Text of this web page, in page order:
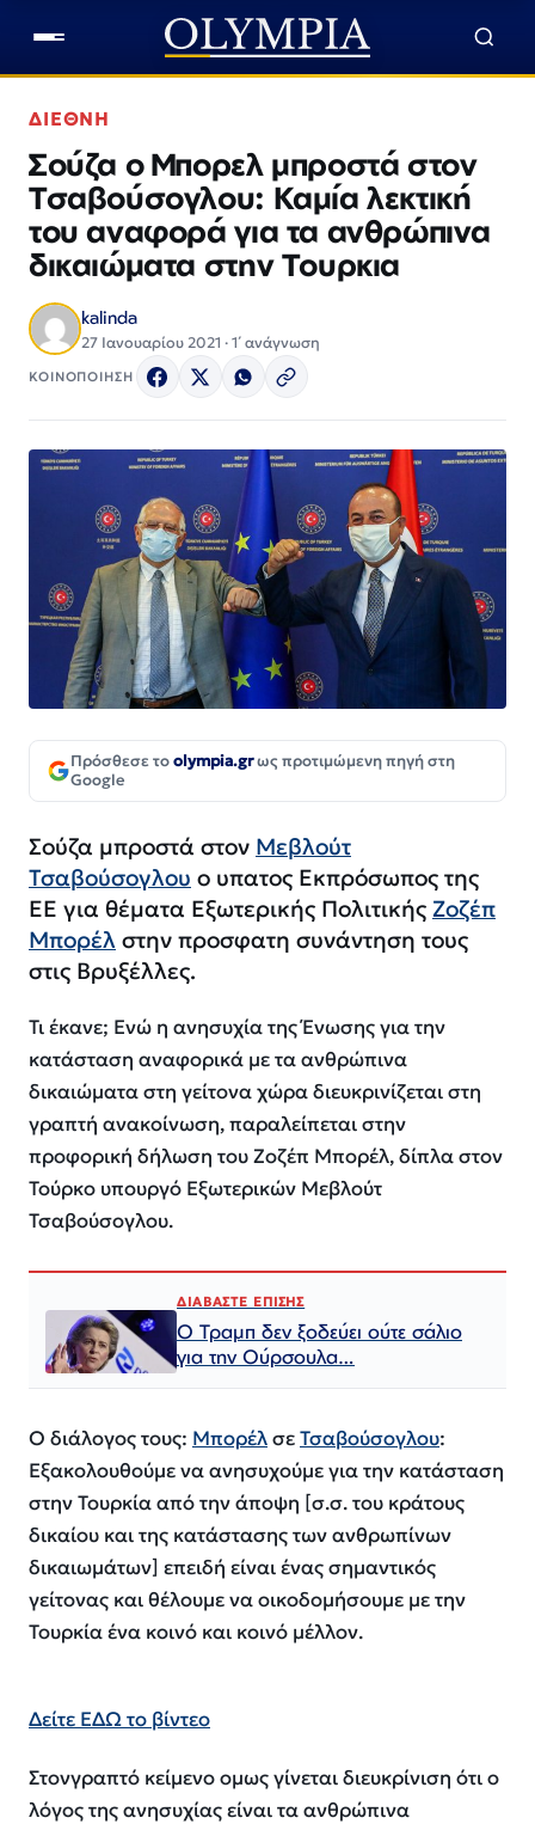
ΔΙΕΘΝΗ
Σούζα ο Μπορελ μπροστά στον
Τσαβούσογλου: Καμία λεκτική
του αναφορά για τα ανθρώπινα
δικαιώματα στην Τουρκια
kalinda
27 Ιανουαρίου 2021 · 1΄ ανάγνωση
ΚΟΙΝΟΠΟΙΗΣΗ
Πρόσθεσε τοolympia.grως προτιμώμενη πηγή στη
Google
Σούζα μπροστά στον Μεβλούτ
Τσαβούσογλου ο υπατος Εκπρόσωπος της
ΕΕ για θέματα Εξωτερικής Πολιτικής Ζοζέπ
Μπορέλ στην προσφατη συνάντηση τους
στις Βρυξέλλες.
Τι έκανε; Ενώ η ανησυχία της Ένωσης για την
κατάσταση αναφορικά με τα ανθρώπινα
δικαιώματα στη γείτονα χώρα διευκρινίζεται στη
γραπτή ανακοίνωση, παραλείπεται στην
προφορική δήλωση του Ζοζέπ Μπορέλ, δίπλα στον
Τούρκο υπουργό Εξωτερικών Μεβλούτ
Τσαβούσογλου.
ΔΙΑΒΑΣΤΕ ΕΠΙΣΗΣ
Ο Τραμπ δεν ξοδεύει ούτε σάλιο
για την Ούρσουλα…
Ο διάλογος τους: ΜπορέλσεΤσαβούσογλου:
Εξακολουθούμε να ανησυχούμε για την κατάσταση
στην Τουρκία από την άποψη [σ.σ. του κράτους
δικαίου και της κατάστασης των ανθρωπίνων
δικαιωμάτων] επειδή είναι ένας σημαντικός
γείτονας και θέλουμε να οικοδομήσουμε με την
Τουρκία ένα κοινό και κοινό μέλλον.
Δείτε ΕΔΩ το βίντεο
Στονγραπτό κείμενο ομως γίνεται διευκρίνιση ότι ο
λόγος της ανησυχίας είναι τα ανθρώπινα